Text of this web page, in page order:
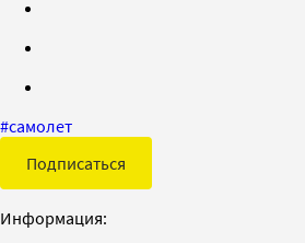
#самолет
Подписаться
Информация: